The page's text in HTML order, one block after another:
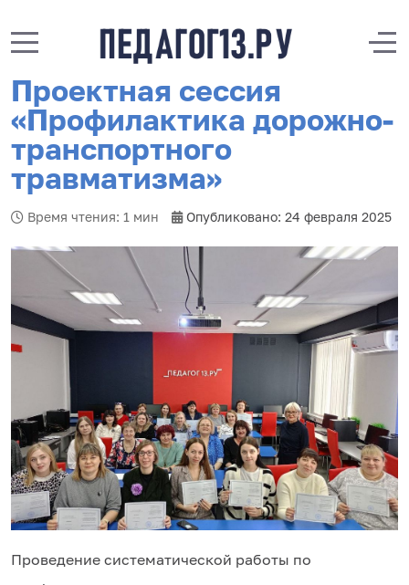
Mobile Menu Toggle
Проектная сессия
«Профилактика дорожно-
транспортного
травматизма»
Время чтения: 1 мин Опубликовано: 24 февраля 2025
Проведение систематической работы по